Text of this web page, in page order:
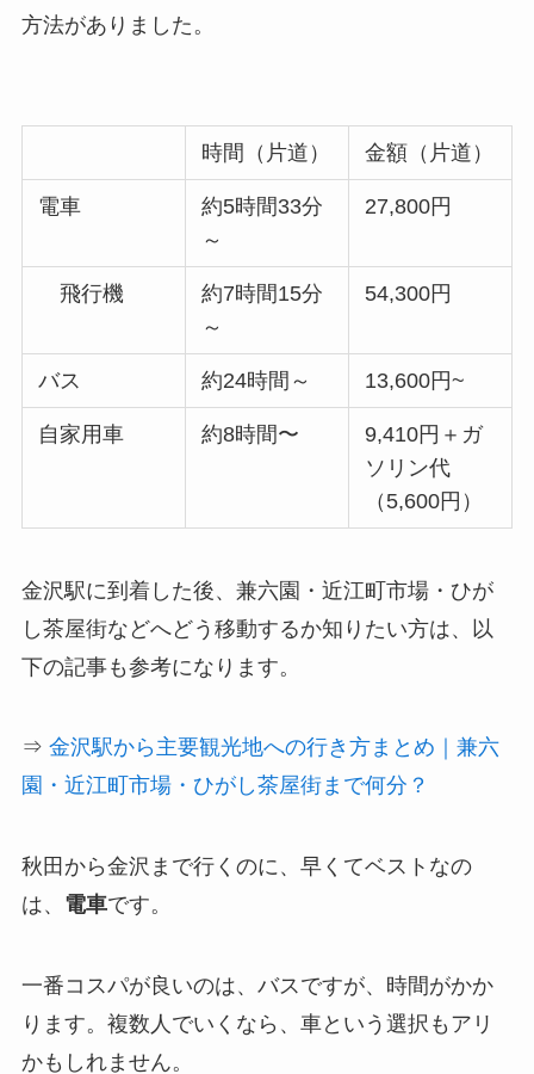
方法がありました。
時間（片道） 金額（片道）
電車
約5時間33分
～
27,800円
飛行機
約7時間15分
～
54,300円
バス 約24時間～ 13,600円~
自家用車 約8時間〜
9,410円＋ガ
ソリン代
（5,600円）
金沢駅に到着した後、兼六園・近江町市場・ひが
し茶屋街などへどう移動するか知りたい方は、以
下の記事も参考になります。
⇒ 金沢駅から主要観光地への行き方まとめ｜兼六
園・近江町市場・ひがし茶屋街まで何分？
秋田から金沢まで行くのに、早くてベストなの
は、 電車です。
一番コスパが良いのは、バスですが、時間がかか
ります。複数人でいくなら、車という選択もアリ
かもしれません。